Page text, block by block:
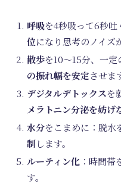
呼吸を4秒吸って6秒吐
位になり思考のノイズ
散歩を10〜15分、一
の振れ幅を安定させま
デジタルデトックスを
メラトニン分泌を妨げ
水分をこまめに：脱水
制します。
ルーティン化 ：時間
す。